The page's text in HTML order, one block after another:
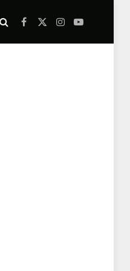
Facebook
X
Instagram
YouTube